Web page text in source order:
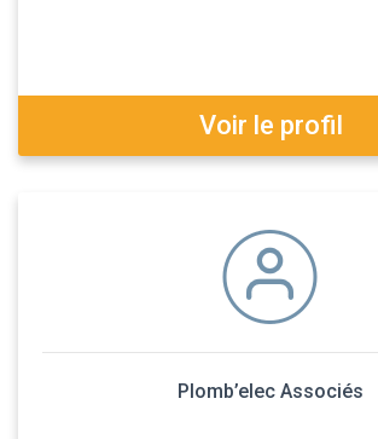
Voir le profil
Plomb’elec Associés